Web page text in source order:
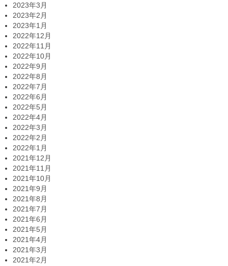
2023年3月
2023年2月
2023年1月
2022年12月
2022年11月
2022年10月
2022年9月
2022年8月
2022年7月
2022年6月
2022年5月
2022年4月
2022年3月
2022年2月
2022年1月
2021年12月
2021年11月
2021年10月
2021年9月
2021年8月
2021年7月
2021年6月
2021年5月
2021年4月
2021年3月
2021年2月